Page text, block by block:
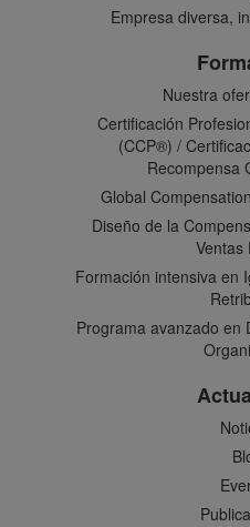
Empresa diversa,
Nuestra
Certificación
(CCP®) /
Recompensa
Global
Diseño de la
Ventas
Formación intensiva en
Programa avanzado en